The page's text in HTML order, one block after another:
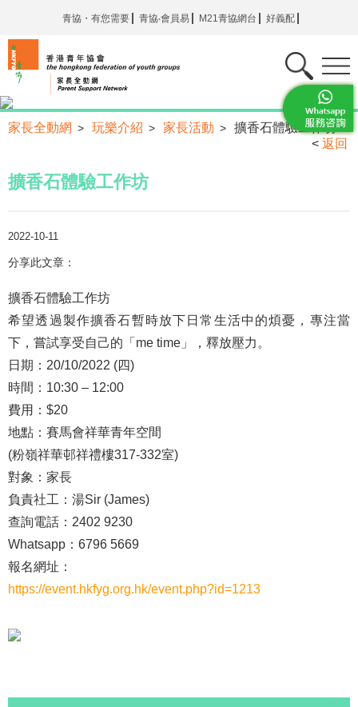
青協・有您需要 青協‧會員易 M21青協網台 好義配
家長全動網 > 玩樂介紹 > 家長活動 >
擴香石體驗工作坊
< 返回
擴香石體驗工作坊
2022-10-11
分享此文章：
擴香石體驗工作坊
希望透過製作擴香石暫時放下日常生活中的煩憂，專注當
下，嘗試享受自己的「me time」，釋放壓力。
日期：20/10/2022 (四)
時間：10:30 – 12:00
費用：$20
地點：賽馬會祥華青年空間
(粉嶺祥華邨祥禮樓317-332室)
對象：家長
負責社工：湯Sir (James)
查詢電話：2402 9230
Whatsapp：6796 5669
報名網址：
https://event.hkfyg.org.hk/event.php?id=1213